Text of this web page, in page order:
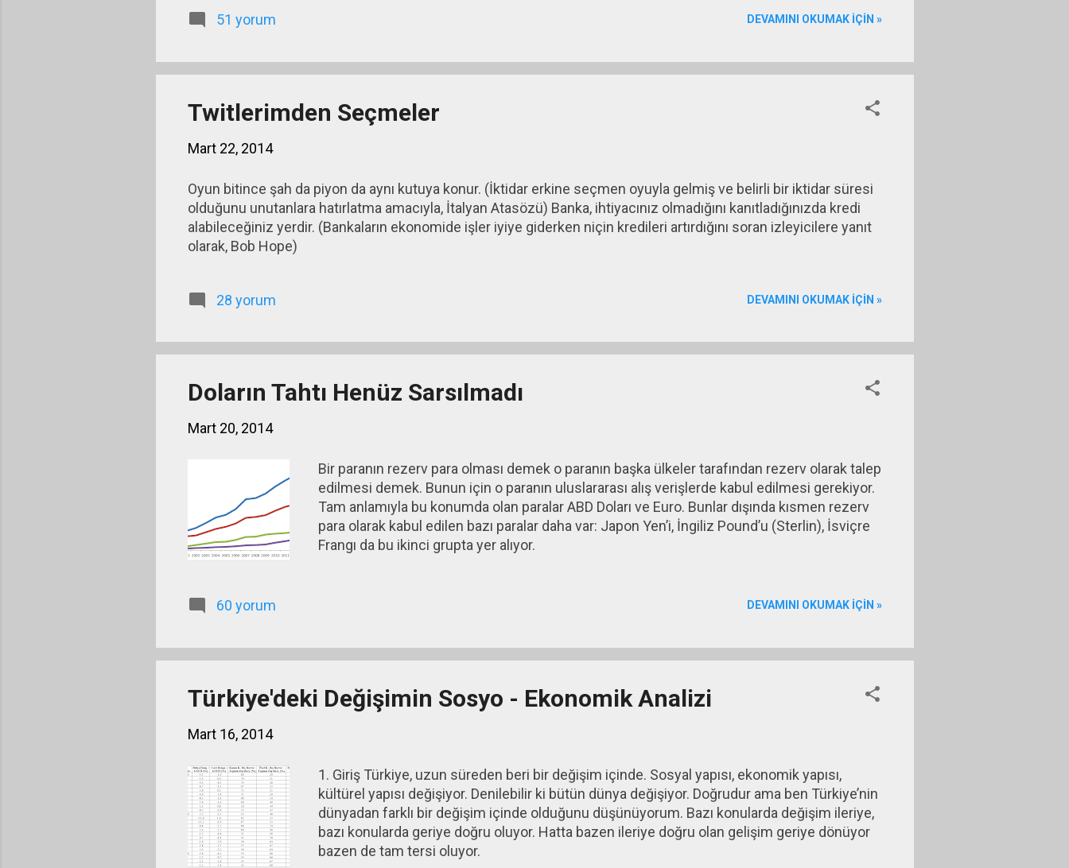
51 yorum DEVAMINI OKUMAK IÇIN »
Twitlerimden Seçmeler
Mart 22, 2014
Oyun bitince şah da piyon da aynı kutuya konur. (İktidar erkine seçmen oyuyla gelmiş ve belirli bir iktidar süresi
olduğunu unutanlara hatırlatma amacıyla, İtalyan Atasözü) Banka, ihtiyacınız olmadığını kanıtladığınızda kredi
alabileceğiniz yerdir. (Bankaların ekonomide işler iyiye giderken niçin kredileri artırdığını soran izleyicilere yanıt
olarak, Bob Hope)
28 yorum DEVAMINI OKUMAK IÇIN »
Doların Tahtı Henüz Sarsılmadı
Mart 20, 2014
Bir paranın rezerv para olması demek o paranın başka ülkeler tarafından rezerv olarak talep
edilmesi demek. Bunun için o paranın uluslararası alış verişlerde kabul edilmesi gerekiyor.
Tam anlamıyla bu konumda olan paralar ABD Doları ve Euro. Bunlar dışında kısmen rezerv
para olarak kabul edilen bazı paralar daha var: Japon Yen’i, İngiliz Pound’u (Sterlin), İsviçre
Frangı da bu ikinci grupta yer alıyor.
60 yorum DEVAMINI OKUMAK IÇIN »
Türkiye'deki Değişimin Sosyo - Ekonomik Analizi
Mart 16, 2014
1. Giriş Türkiye, uzun süreden beri bir değişim içinde. Sosyal yapısı, ekonomik yapısı,
kültürel yapısı değişiyor. Denilebilir ki bütün dünya değişiyor. Doğrudur ama ben Türkiye’nin
dünyadan farklı bir değişim içinde olduğunu düşünüyorum. Bazı konularda değişim ileriye,
bazı konularda geriye doğru oluyor. Hatta bazen ileriye doğru olan gelişim geriye dönüyor
bazen de tam tersi oluyor.